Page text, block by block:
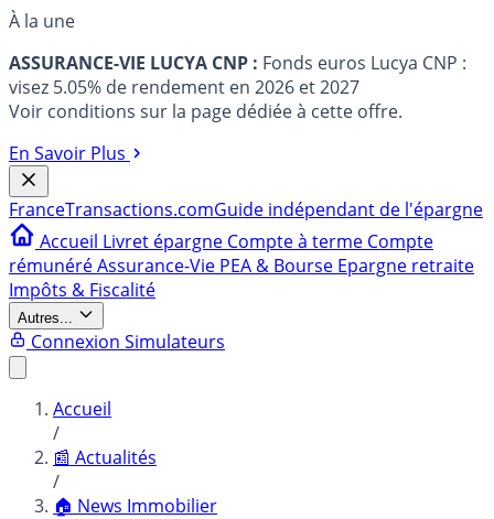
À la une
ASSURANCE-VIE LUCYA CNP : Fonds euros Lucya CNP :
visez 5.05% de rendement en 2026 et 2027
Voir conditions sur la page dédiée à cette offre.
En Savoir Plus
FranceTransactions.comGuide indépendant de l'épargne
Accueil Livret épargne Compte à terme Compte
rémunéréAssurance-Vie PEA & Bourse Epargne retraite
Impôts & Fiscalité
Autres...
Connexion Simulateurs
Accueil
/
📰 Actualités
/
🏠 News Immobilier